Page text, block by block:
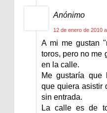
Anónimo
12 de enero de 2010
A mi me gustan
toros, pero no me
en la calle.
Me gustaría que
que quiera asistir
sin entrada.
La calle es de